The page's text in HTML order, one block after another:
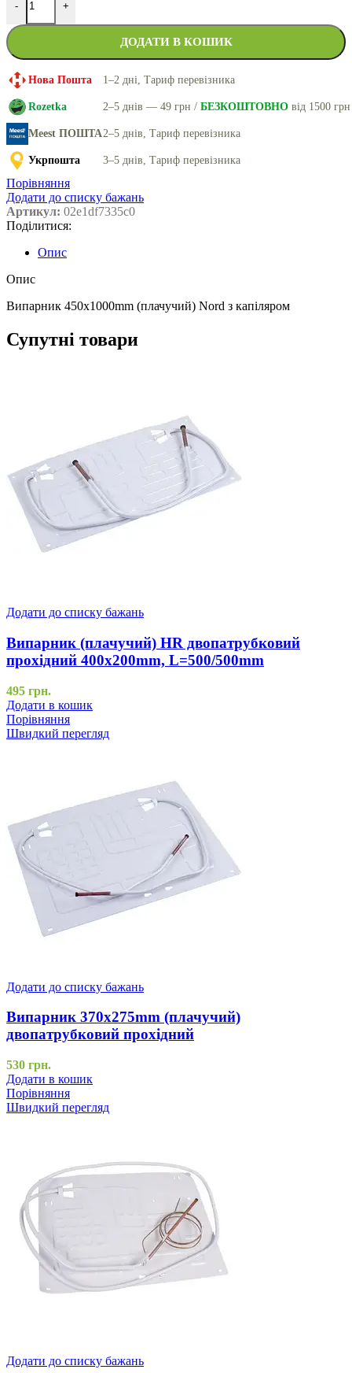
- +
ДОДАТИ В КОШИК
Нова Пошта 1–2 дні, Тариф перевізника
Rozetka 2–5 днів — 49 грн / БЕЗКОШТОВНО від 1500 грн
Meest ПОШТА2–5 днів, Тариф перевізника
Укрпошта 3–5 днів, Тариф перевізника
Порівняння
Додати до списку бажань
Артикул: 02e1df7335c0
Поділитися:
Опис
Опис
Випарник 450x1000mm (плачучий) Nord з капіляром
Супутні товари
Додати до списку бажань
Випарник (плачучий) HR двопатрубковий
прохідний 400x200mm, L=500/500mm
495 грн.
Додати в кошик
Порівняння
Швидкий перегляд
Додати до списку бажань
Випарник 370x275mm (плачучий)
двопатрубковий прохідний
530 грн.
Додати в кошик
Порівняння
Швидкий перегляд
Додати до списку бажань